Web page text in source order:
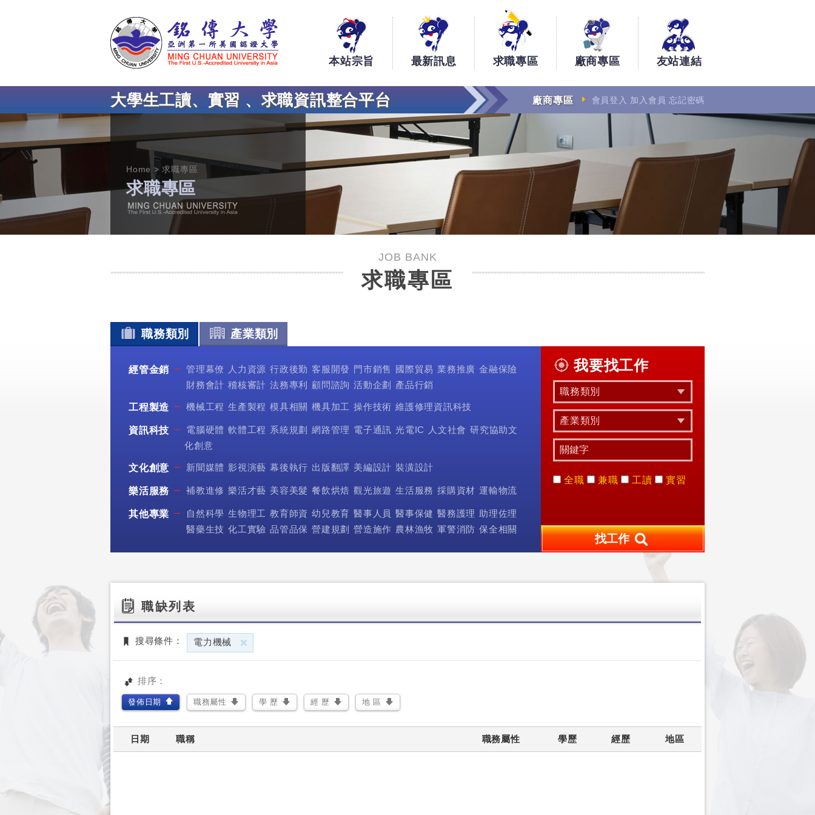
銘傳大學大學生工讀、實習、求職資訊整合平台
本站宗旨 最新訊息 求職專區 廠商專區 友站連結
大學生工讀、實習 、求職資訊整合平台 廠商專區 會員登入 加入會員 忘記密碼
Home 求職專區
求職專區
JOB BANK
求職專區
我要找工作
職務類別
產業類別
全職 兼職 工讀 實習
找工作
職務類別 產業類別
經管金銷 管理幕僚 人力資源 行政後勤 客服開發 門市銷售 國際貿易 業務推廣 金融保險
財務會計 稽核審計 法務專利 顧問諮詢 活動企劃 產品行銷
工程製造 機械工程 生產製程 模具相關 機具加工 操作技術 維護修理資訊科技
資訊科技 電腦硬體 軟體工程 系統規劃 網路管理 電子通訊 光電IC 人文社會 研究協助文
化創意
文化創意 新聞媒體 影視演藝 幕後執行 出版翻譯 美編設計 裝潢設計
樂活服務 補教進修 樂活才藝 美容美髮 餐飲烘焙 觀光旅遊 生活服務 採購資材 運輸物流
其他專業 自然科學 生物理工 教育師資 幼兒教育 醫事人員 醫事保健 醫務護理 助理佐理
醫藥生技 化工實驗 品管品保 營建規劃 營造施作 農林漁牧 軍警消防 保全相關
職缺列表
搜尋條件： 電力機械
排序：
發佈日期 職務屬性 學 歷 經 歷 地 區
日期 職稱 職務屬性 學歷 經歷 地區